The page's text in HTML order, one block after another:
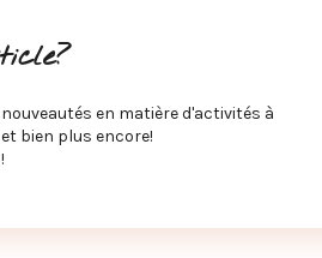
ET CIE
en matière d'activités à
bien plus encore!